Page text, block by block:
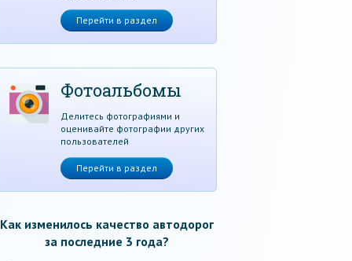
Перейти в раздел
Фотоальбомы
Делитесь фотографиями и
оценивайте фотографии других
пользователей
Перейти в раздел
Как изменилось качество автодорог
за последние 3 года?